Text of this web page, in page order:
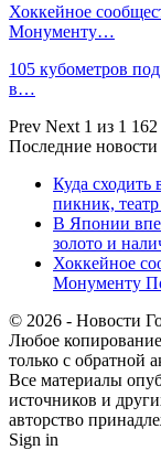
Хоккейное
Монументу…
105 кубометров
в…
Prev Next 1 из 1 162
Последние новости
Куда сходить
пикник,
В Японии
золото и
Хоккейное
Монументу
© 2026 - Новости
Любое копирование
только с обратной
Все материалы
источников и
авторство
Sign in